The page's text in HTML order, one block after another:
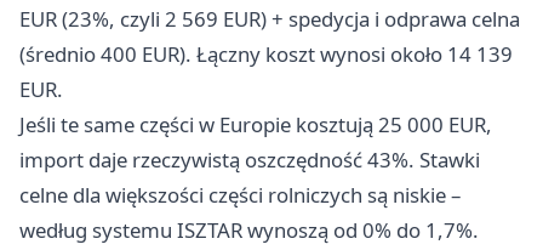
EUR (23%, czyli 2 569 EUR) + spedycja i odprawa celna
(średnio 400 EUR). Łączny koszt wynosi około 14 139
EUR.
Jeśli te same części w Europie kosztują 25 000 EUR,
import daje rzeczywistą oszczędność 43%. Stawki
celne dla większości części rolniczych są niskie –
według systemu ISZTAR wynoszą od 0% do 1,7%.